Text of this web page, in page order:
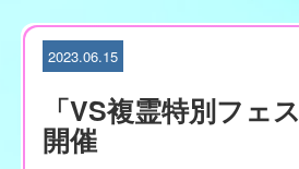
2023.06.15
「VS複霊特別フェ
開催